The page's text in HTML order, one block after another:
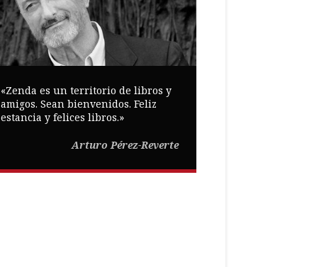
«Zenda es un territorio de libros y
amigos. Sean bienvenidos. Feliz
estancia y felices libros.»
Arturo Pérez-Reverte